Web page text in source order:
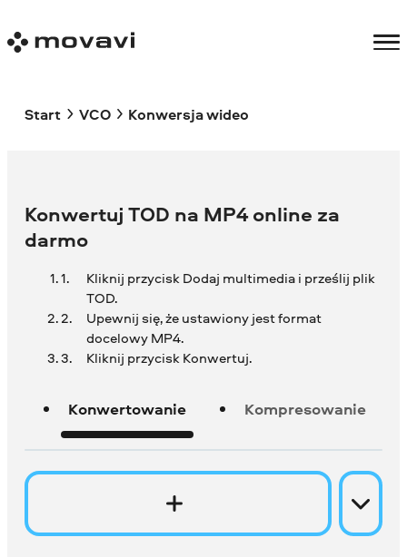
Start VCO Konwersja wideo
Konwertuj TOD na MP4 online za
darmo
Kliknij przycisk Dodaj multimedia i prześlij plik
TOD.
Upewnij się, że ustawiony jest format
docelowy MP4.
Kliknij przycisk Konwertuj.
Konwertowanie Kompresowanie